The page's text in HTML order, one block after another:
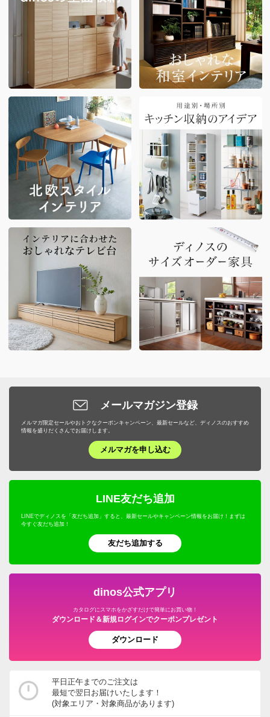
メールマガジン登録
メルマガ限定セールやおトクなクーポンキャンペーン、最新セールなど、ディノスのおすすめ
情報を盛りだくさんでお届けします。
メルマガを申し込む
LINE友だち追加
LINEでディノスを「友だち追加」すると、最新セールやキャンペーン情報をお届け！まずは
今すぐ友だち追加！
友だち追加する
dinos公式アプリ
カタログにスマホをかざすだけで簡単にお買い物！
ダウンロード＆新規ログインでクーポンプレゼント
ダウンロード
平日正午までのご注文は
最短で翌日お届けいたします！
(対象エリア・対象商品があります)